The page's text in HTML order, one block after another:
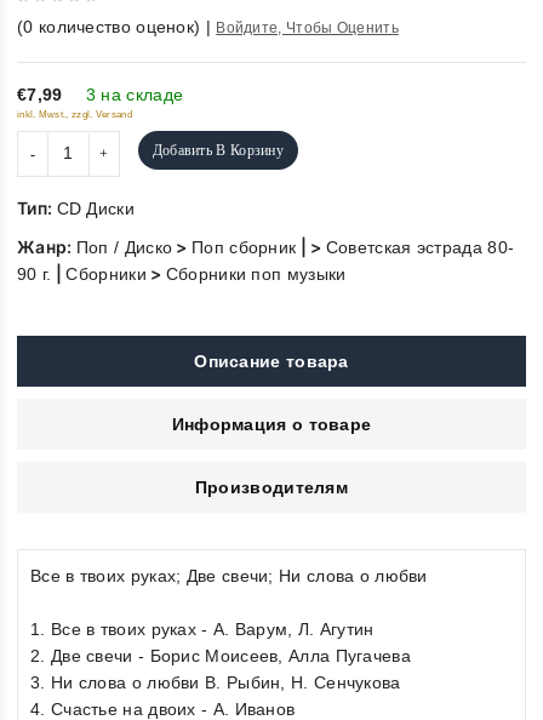
out
of
5
(0 количество оценок) | Войдите, Чтобы Оценить
€7,99 3 на складе
inkl. Mwst., zzgl. Versand
Добавить В Корзину
Тип: CD Диски
Жанр: Поп / Диско > Поп сборник | > Советская эстрада 80-
90 г.
|Сборники > Сборники поп музыки
Описание товара
Информация о товаре
Производителям
Все в твоих руках; Две свечи; Ни слова о любви
1. Все в твоих руках - А. Варум, Л. Агутин
2. Две свечи - Борис Моисеев, Алла Пугачева
3. Ни слова о любви В. Рыбин, Н. Сенчукова
4. Счастье на двоих - А. Иванов